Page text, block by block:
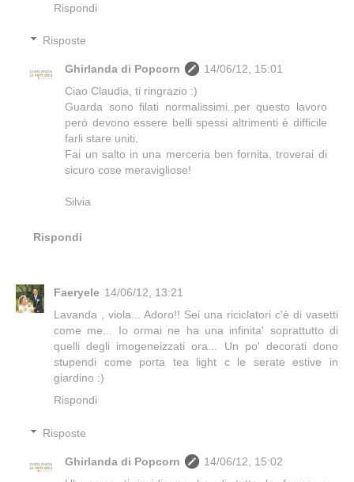
Rispondi
Risposte
Ghirlanda di Popcorn
14/06/12, 15:01
Ciao Claudia, ti ringrazio :)
Guarda sono filati normalissimi..per questo lavoro
però devono essere belli spessi altrimenti è difficile
farli stare uniti.
Fai un salto in una merceria ben fornita, troverai di
sicuro cose meravigliose!
Silvia
Rispondi
Faeryele 14/06/12, 13:21
Lavanda , viola... Adoro!! Sei una riciclatori c'è di vasetti
come me... Io ormai ne ha una infinita' soprattutto di
quelli degli imogeneizzati ora... Un po' decorati dono
stupendi come porta tea light c le serate estive in
giardino :)
Rispondi
Risposte
Ghirlanda di Popcorn
14/06/12, 15:02